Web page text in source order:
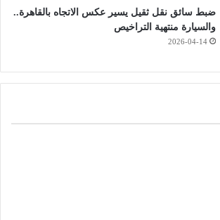
ضبط سائق نقل ثقيل يسير عكس الاتجاه بالقاهرة..
والسيارة منتهية التراخيص
2026-04-14